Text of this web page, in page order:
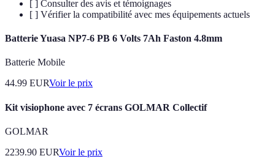
[ ] Consulter des avis et témoignages
[ ] Vérifier la compatibilité avec mes équipements actuels
Batterie Yuasa NP7-6 PB 6 Volts 7Ah Faston 4.8mm
Batterie Mobile
44.99 EURVoir le prix
Kit visiophone avec 7 écrans GOLMAR Collectif
GOLMAR
2239.90 EURVoir le prix